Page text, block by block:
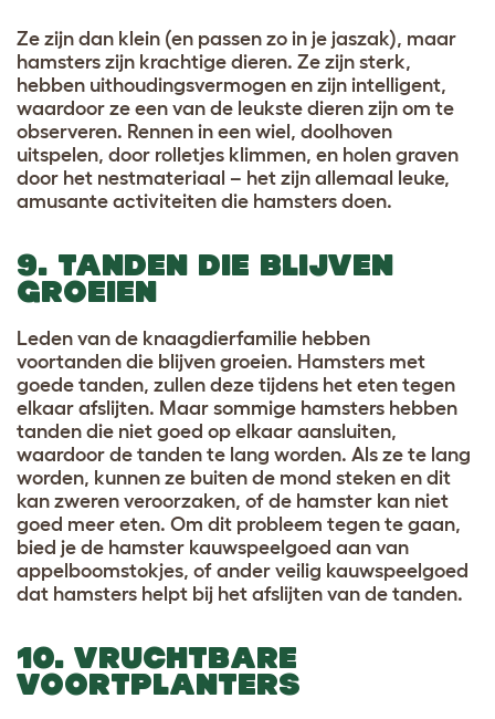
Ze zijn dan klein (en passen zo in je jaszak), maar
hamsters zijn krachtige dieren. Ze zijn sterk,
hebben uithoudingsvermogen en zijn intelligent,
waardoor ze een van de leukste dieren zijn om te
observeren. Rennen in een wiel, doolhoven
uitspelen, door rolletjes klimmen, en holen graven
door het nestmateriaal – het zijn allemaal leuke,
amusante activiteiten die hamsters doen.
9. TANDEN DIE BLIJVEN
GROEIEN
Leden van de knaagdierfamilie hebben
voortanden die blijven groeien. Hamsters met
goede tanden, zullen deze tijdens het eten tegen
elkaar afslijten. Maar sommige hamsters hebben
tanden die niet goed op elkaar aansluiten,
waardoor de tanden te lang worden. Als ze te lang
worden, kunnen ze buiten de mond steken en dit
kan zweren veroorzaken, of de hamster kan niet
goed meer eten. Om dit probleem tegen te gaan,
bied je de hamster kauwspeelgoed aan van
appelboomstokjes, of ander veilig kauwspeelgoed
dat hamsters helpt bij het afslijten van de tanden.
10. VRUCHTBARE
VOORTPLANTERS